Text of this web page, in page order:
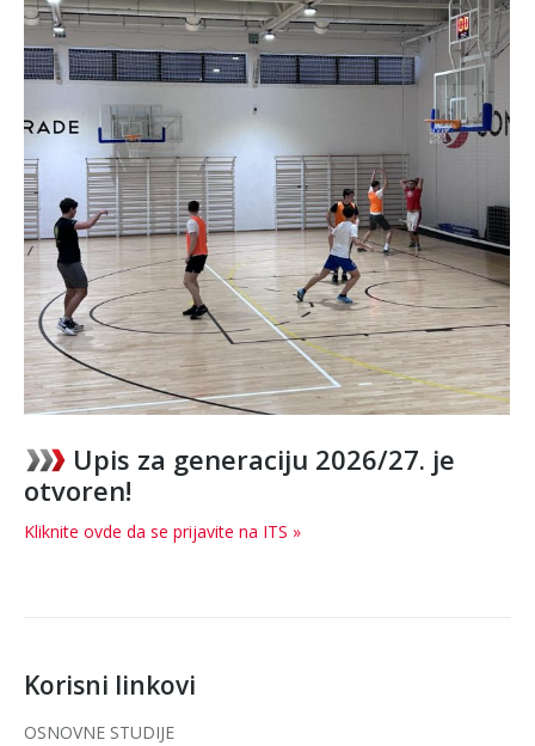
Upis za generaciju 2026/27. je
otvoren!
Kliknite ovde da se prijavite na ITS »
Korisni linkovi
OSNOVNE STUDIJE